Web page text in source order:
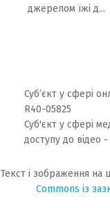
джерелом їжі д...
Суб’єкт у сфері
R40-05825
Суб'єкт у сфері
доступу до відео
Текст і зображення на
Commons із